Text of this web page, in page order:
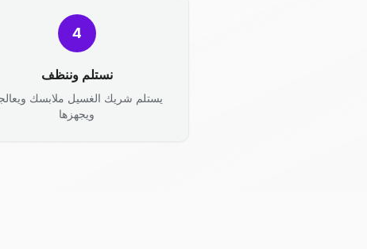
4
نستلم وننظف
يستلم شريك الغسيل ملابسك
ويجهزها